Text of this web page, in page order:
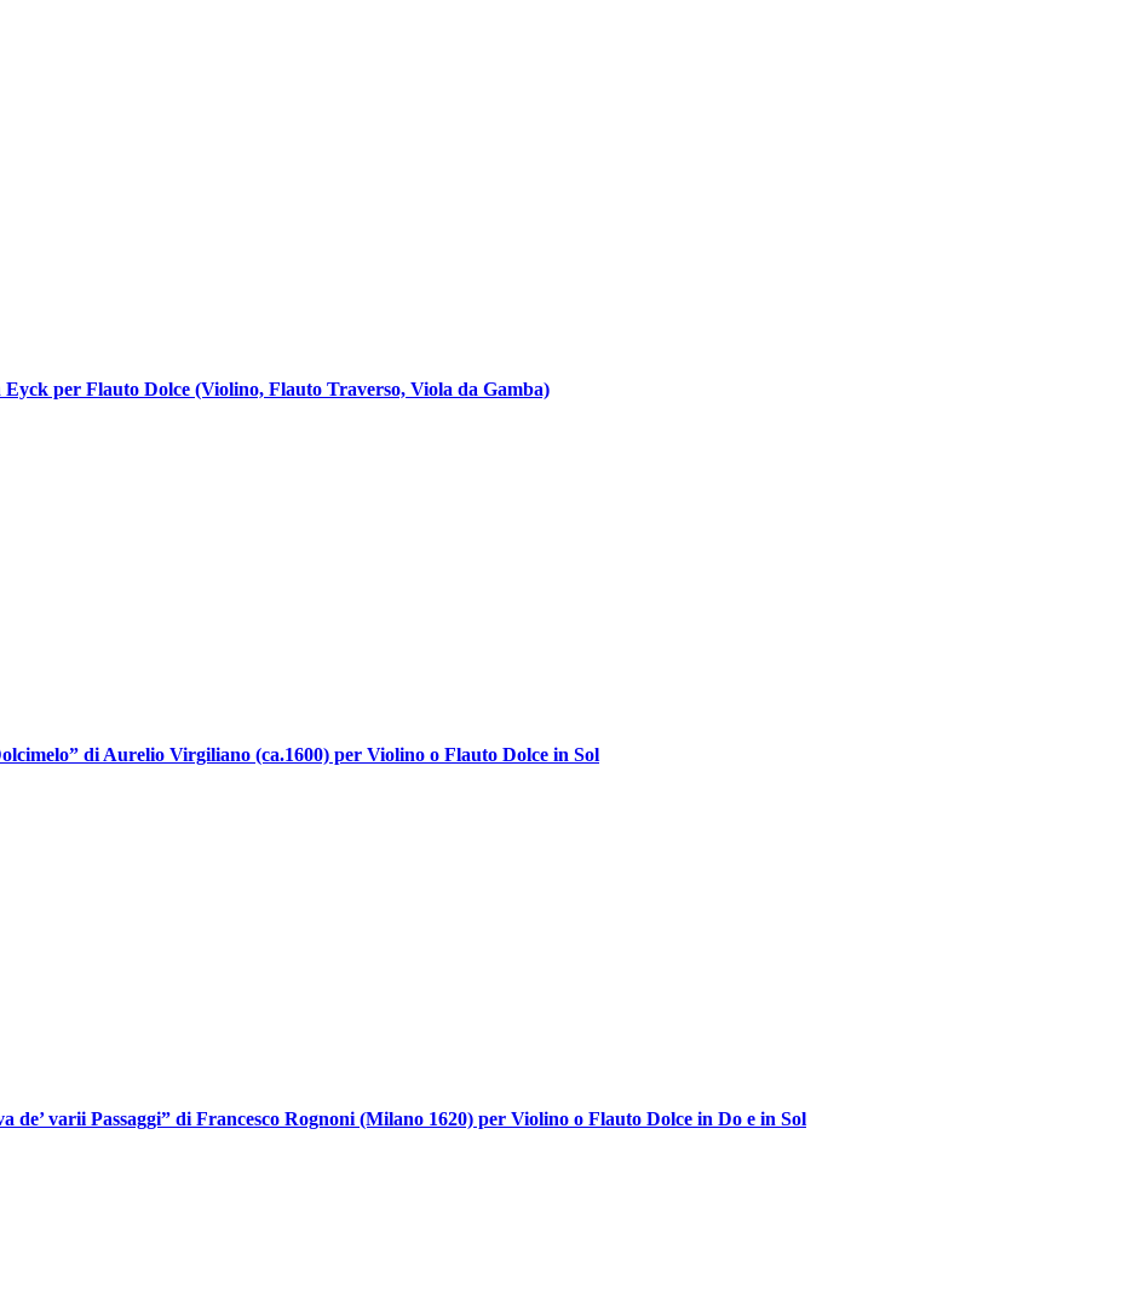
per Flauto Dolce (Violino, Flauto Traverso, Viola da Gamba)
di Aurelio Virgiliano (ca.1600) per Violino o Flauto Dolce in Sol
de’ varii Passaggi” di Francesco Rognoni (Milano 1620) per Violino o Flauto Dolce in Do e in Sol